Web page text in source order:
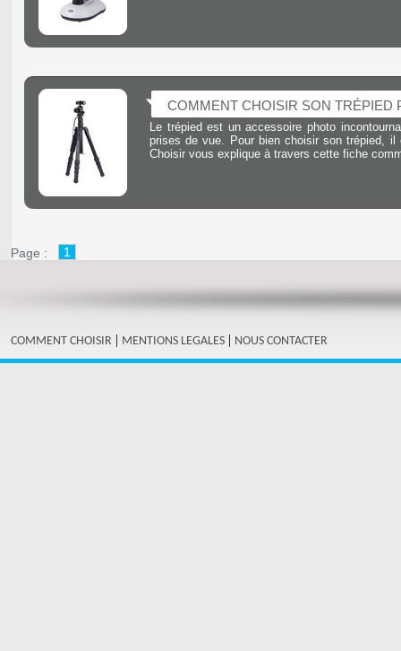
COMMENT CHOISIR SON TRÉPIED
Le trépied est un accessoire photo
prises de vue. Pour bien choisir son trépied,
Choisir vous explique à travers cette fiche
Page : 1
COMMENT CHOISIR | MENTIONS LEGALES | NOUS CONTACTER